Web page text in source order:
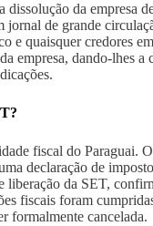
dissolução da empresa
jornal de grande
e quaisquer credores
empresa, dando-lhes a
?
fiscal do Paraguai.
declaração de
liberação da SET,
fiscais foram
formalmente cancelada.